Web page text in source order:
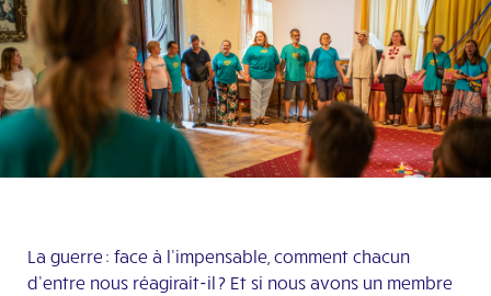
La guerre : face à l’impensable, comment chacun
d’entre nous réagirait-il ? Et si nous avons un membre